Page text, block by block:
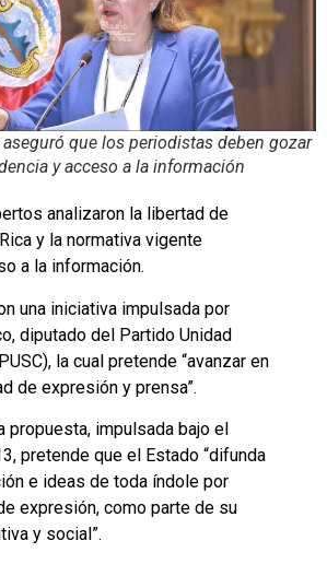
aseguró que los periodistas deben gozar
y acceso a la información
analizaron la libertad de
y la normativa vigente
a la información.
una iniciativa impulsada por
diputado del Partido Unidad
la cual pretende “avanzar en
de expresión y prensa”.
propuesta, impulsada bajo el
pretende que el Estado “difunda
e ideas de toda índole por
expresión, como parte de su
y social”.